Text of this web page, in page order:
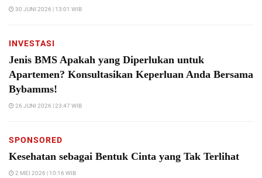
30 JUNI 2026 | 13:01 WIB
INVESTASI
Jenis BMS Apakah yang Diperlukan untuk
Apartemen? Konsultasikan Keperluan Anda Bersama
Bybamms!
26 JUNI 2026 | 23:47 WIB
SPONSORED
Kesehatan sebagai Bentuk Cinta yang Tak Terlihat
2 MEI 2026 | 10:16 WIB